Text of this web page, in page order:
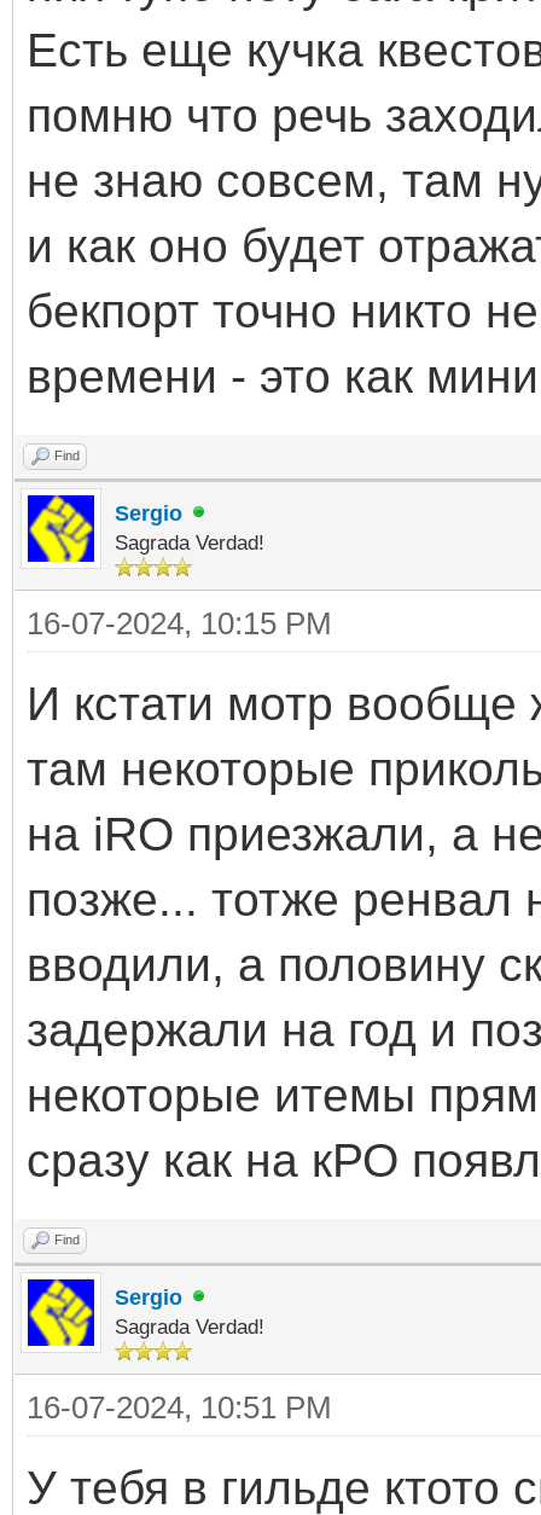
Есть еще кучка
помню что речь
не знаю совсем, там
и как оно будет
бекпорт точно никто
времени - это как
Find
Sergio
Sagrada Verdad!
16-07-2024, 10:15 PM
И кстати мотр
там некоторые
на iRO приезжали, а
позже... тотже ренвал
вводили, а половину
задержали на год и
некоторые итемы
сразу как на кРО
Find
Sergio
Sagrada Verdad!
16-07-2024, 10:51 PM
У тебя в гильде ктото